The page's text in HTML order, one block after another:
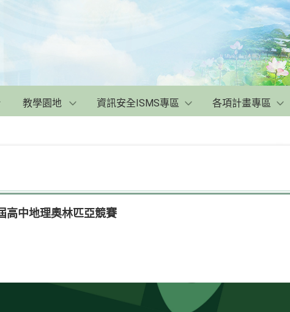
教學園地 資訊安全ISMS專區 各項計畫專區
高中地理奧林匹亞競賽